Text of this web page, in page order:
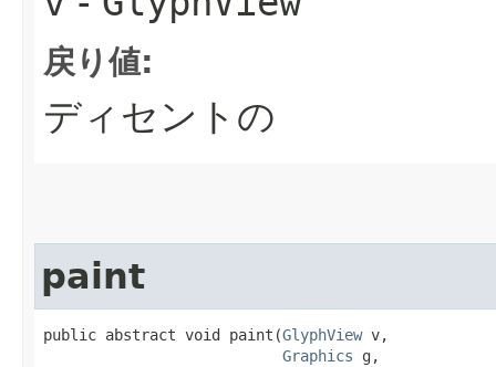
戻り値:
ディセントの
paint
public abstract void paint​(GlyphView v,
Graphics g,